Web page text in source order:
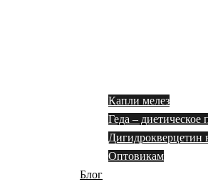
Капли мелез
Геда – диетическое
Дигидрокверцетин
Оптовикам
Блог